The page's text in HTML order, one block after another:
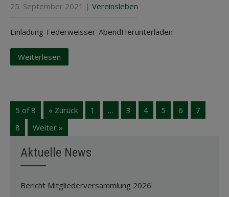
25. September 2021 | Vereinsleben
Einladung-Federweisser-AbendHerunterladen
Weiterlesen
5 of 8 « Zurück 1 … 3 4 5 6
7
8
Weiter »
Aktuelle News
Bericht Mitgliederversammlung 2026